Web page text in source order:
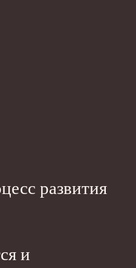
развития
и